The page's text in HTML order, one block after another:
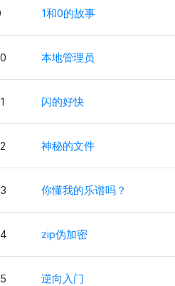
1和0的故事
本地管理员
闪的好快
神秘的文件
你懂我的乐谱吗？
zip伪加密
逆向入门